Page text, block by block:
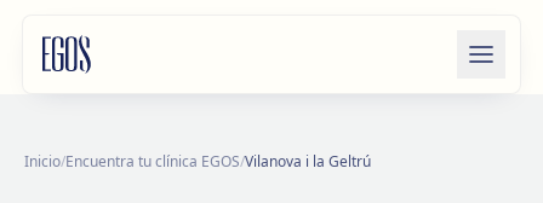
Inicio/Encuentra tu clínica EGOS/Vilanova i la Geltrú